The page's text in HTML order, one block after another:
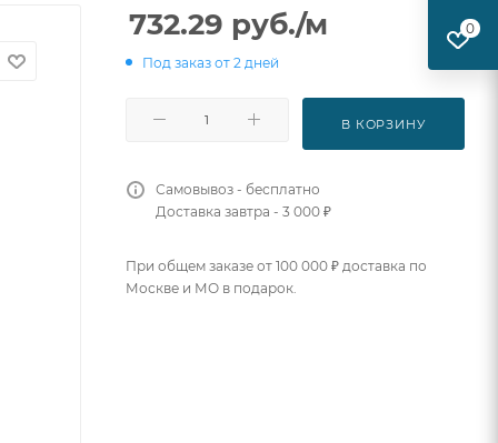
732.29 руб./м
Под заказ от 2 дней
В КОРЗИНУ
Самовывоз - бесплатно
Доставка завтра - 3 000 ₽
При общем заказе от 100 000 ₽ доставка по
Москве и МО в подарок.
0